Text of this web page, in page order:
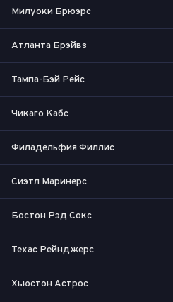
Милуоки Брюэрс
Атланта Брэйвз
Тампа-Бэй Рейс
Чикаго Кабс
Филадельфия Филлис
Сиэтл Маринерс
Бостон Рэд Сокс
Техас Рейнджерс
Хьюстон Астрос